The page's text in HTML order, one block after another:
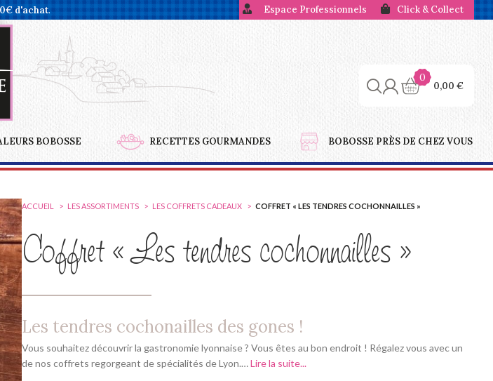
d'achat. Espace Professionnels Click & Collect
0
0,00 €
BOBOSSE RECETTES GOURMANDES BOBOSSE PRÈS DE CHEZ VOUS
ACCUEIL LES ASSORTIMENTS LES COFFRETS CADEAUX COFFRET « LES TENDRES COCHONNAILLES »
Coffret « Les tendres cochonnailles »
Les tendres cochonailles des gones !
Vous souhaitez découvrir la gastronomie lyonnaise ? Vous êtes au bon endroit ! Régalez vous avec un
de nos coffrets regorgeant de spécialités de Lyon.…Lire la suite...